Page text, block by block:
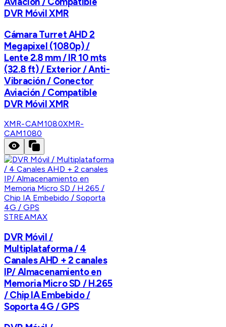
DVR Móvil XMR
Cámara Turret AHD 2
Megapixel (1080p) /
Lente 2.8 mm / IR 10 mts
(32.8 ft) / Exterior / Anti-
Vibración / Conector
Aviación / Compatible
DVR Móvil XMR
XMR-CAM1080XMR-
CAM1080
STREAMAX
DVR Móvil /
Multiplataforma / 4
Canales AHD + 2 canales
IP/ Almacenamiento en
Memoria Micro SD / H.265
/ Chip IA Embebido /
Soporta 4G / GPS